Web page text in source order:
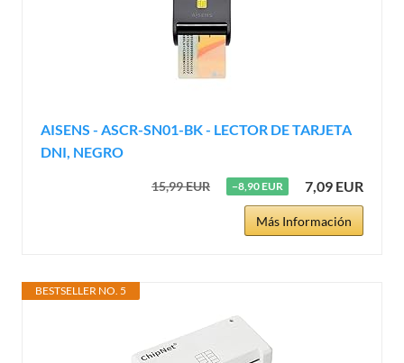
AISENS - ASCR-SN01-BK - LECTOR DE TARJETA
DNI, NEGRO
15,99 EUR −8,90 EUR 7,09 EUR
Más Información
BESTSELLER NO. 5